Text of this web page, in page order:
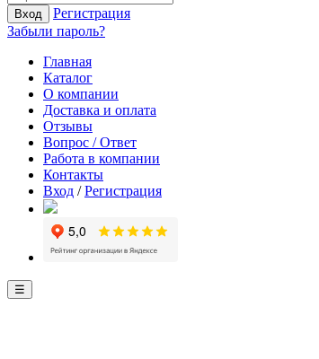
Вход
Регистрация
Забыли пароль?
Главная
Каталог
О компании
Доставка и оплата
Отзывы
Вопрос / Ответ
Работа в компании
Контакты
Вход /Регистрация
☰